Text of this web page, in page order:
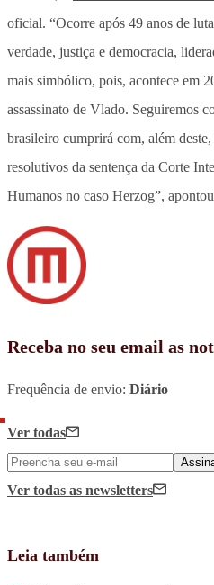
oficial. “Ocorre após 49 anos de
verdade, justiça e democracia,
mais simbólico, pois, acontece em
assassinato de Vlado. Seguiremos
brasileiro cumprirá com, além
resolutivos da sentença da Corte
Humanos no caso Herzog”,
Receba no seu email as
Frequência de envio: Diário
Ver todas
Ver todas as newsletters
Leia também